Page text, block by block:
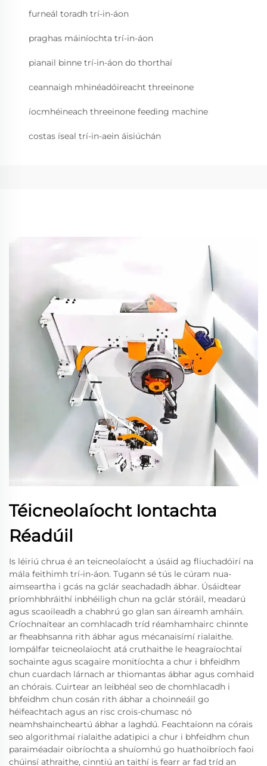
furneál toradh trí-in-áon
praghas máiníochta trí-in-áon
pianail binne trí-in-áon do thorthaí
ceannaigh mhinéadóireacht threeinone
íocmhéineach threeinone feeding machine
costas íseal trí-in-aein áisiúchán
Téicneolaíocht Iontachta
Réadúil
Is léiriú chrua é an teicneolaíocht a úsáid ag fliuchadóirí na
mála feithimh trí-in-áon. Tugann sé tús le cúram nua-
aimseartha i gcás na gclár seachadadh ábhar. Úsáidtear
príomhbhráithí inbhéiligh chun na gclár stóráil, meadarú
agus scaoileadh a chabhrú go glan san áireamh amháin.
Críochnaítear an comhlacadh tríd réamhamhairc chinnte
ar fheabhsanna rith ábhar agus mécanaisímí rialaithe.
Iompálfar teicneolaíocht atá cruthaithe le heagraíochtaí
sochainte agus scagaire monitíochta a chur i bhfeidhm
chun cuardach lárnach ar thiomantas ábhar agus comhaid
an chórais. Cuirtear an leibhéal seo de chomhlacadh i
bhfeidhm chun cosán rith ábhar a choinneáil go
héifeachtach agus an risc crois-chumasc nó
neamhshaincheartú ábhar a laghdú. Feachtaíonn na córais
seo algorithmaí rialaithe adatipici a chur i bhfeidhm chun
paraiméadair oibríochta a shuíomhú go huathoibríoch faoi
chúinsí athraithe, cinntiú an taithí is fearr ar fad tríd an